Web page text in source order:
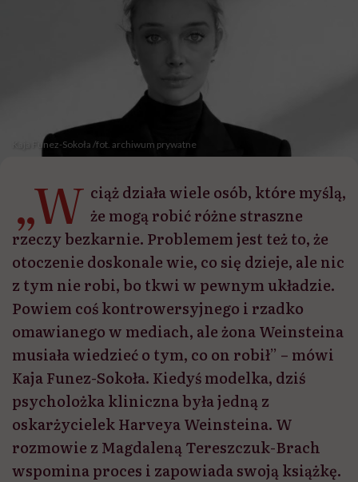
Kaja Funez-Sokoła /fot. archiwum prywatne
„W ciąż działa wiele osób, które myślą,
że mogą robić różne straszne
rzeczy bezkarnie. Problemem jest też to, że
otoczenie doskonale wie, co się dzieje, ale nic
z tym nie robi, bo tkwi w pewnym układzie.
Powiem coś kontrowersyjnego i rzadko
omawianego w mediach, ale żona Weinsteina
musiała wiedzieć o tym, co on robił” – mówi
Kaja Funez-Sokoła. Kiedyś modelka, dziś
psycholożka kliniczna była jedną z
oskarżycielek Harveya Weinsteina. W
rozmowie z Magdaleną Tereszczuk-Brach
wspomina proces i zapowiada swoją książkę.